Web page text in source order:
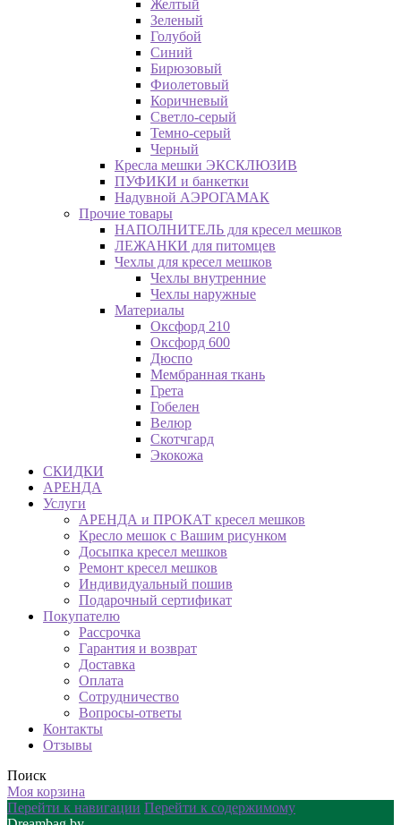
Желтый
Зеленый
Голубой
Синий
Бирюзовый
Фиолетовый
Коричневый
Светло-серый
Темно-серый
Черный
Кресла мешки ЭКСКЛЮЗИВ
ПУФИКИ и банкетки
Надувной АЭРОГАМАК
Прочие товары
НАПОЛНИТЕЛЬ для кресел мешков
ЛЕЖАНКИ для питомцев
Чехлы для кресел мешков
Чехлы внутренние
Чехлы наружные
Материалы
Оксфорд 210
Оксфорд 600
Дюспо
Мембранная ткань
Грета
Гобелен
Велюр
Скотчгард
Экокожа
СКИДКИ
АРЕНДА
Услуги
АРЕНДА и ПРОКАТ кресел мешков
Кресло мешок с Вашим рисунком
Досыпка кресел мешков
Ремонт кресел мешков
Индивидуальный пошив
Подарочный сертификат
Покупателю
Рассрочка
Гарантия и возврат
Доставка
Оплата
Сотрудничество
Вопросы-ответы
Контакты
Отзывы
Поиск
Моя корзина
Перейти к навигации Перейти к содержимому